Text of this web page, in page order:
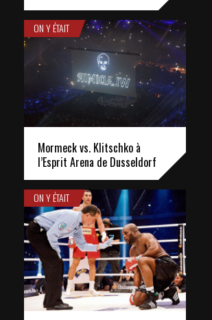
ON Y ÉTAIT
Mormeck vs. Klitschko à
l’Esprit Arena de Dusseldorf
ON Y ÉTAIT